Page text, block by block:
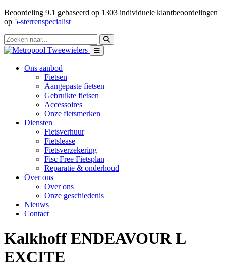
Beoordeling 9.1 gebaseerd op 1303 individuele klantbeoordelingen
op 5-sterrenspecialist
Ons aanbod
Fietsen
Aangepaste fietsen
Gebruikte fietsen
Accessoires
Onze fietsmerken
Diensten
Fietsverhuur
Fietslease
Fietsverzekering
Fisc Free Fietsplan
Reparatie & onderhoud
Over ons
Over ons
Onze geschiedenis
Nieuws
Contact
Kalkhoff ENDEAVOUR L
EXCITE